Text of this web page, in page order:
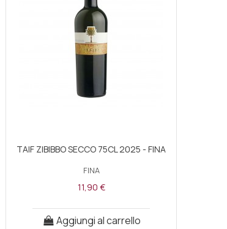
TAIF ZIBIBBO SECCO 75CL 2025 - FINA
FINA
11,90 €
Aggiungi al carrello